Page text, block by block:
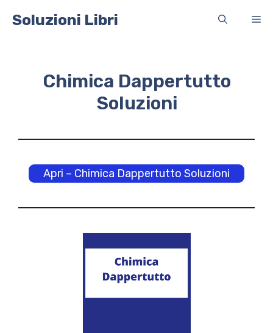
Soluzioni Libri
Chimica Dappertutto
Soluzioni
Apri – Chimica Dappertutto Soluzioni